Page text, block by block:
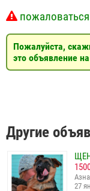
Пожалуйста,
это объявление
Другие
27